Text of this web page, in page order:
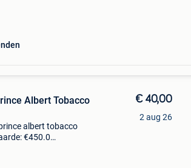
Albert Tobacco
albert tobacco
€450.0
€ 40,00
2 aug 26